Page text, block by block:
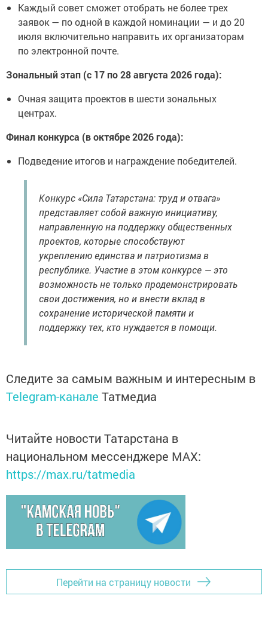
Каждый совет сможет отобрать не более трех
заявок — по одной в каждой номинации — и до 20
июля включительно направить их организаторам
по электронной почте.
Зональный этап (с 17 по 28 августа 2026 года):
Очная защита проектов в шести зональных
центрах.
Финал конкурса (в октябре 2026 года):
Подведение итогов и награждение победителей.
Конкурс «Сила Татарстана: труд и отвага»
представляет собой важную инициативу,
направленную на поддержку общественных
проектов, которые способствуют
укреплению единства и патриотизма в
республике. Участие в этом конкурсе — это
возможность не только продемонстрировать
свои достижения, но и внести вклад в
сохранение исторической памяти и
поддержку тех, кто нуждается в помощи.
Следите за самым важным и интересным в
Telegram-канале Татмедиа
Читайте новости Татарстана в
национальном мессенджере MАХ:
https://max.ru/tatmedia
Перейти на страницу новости